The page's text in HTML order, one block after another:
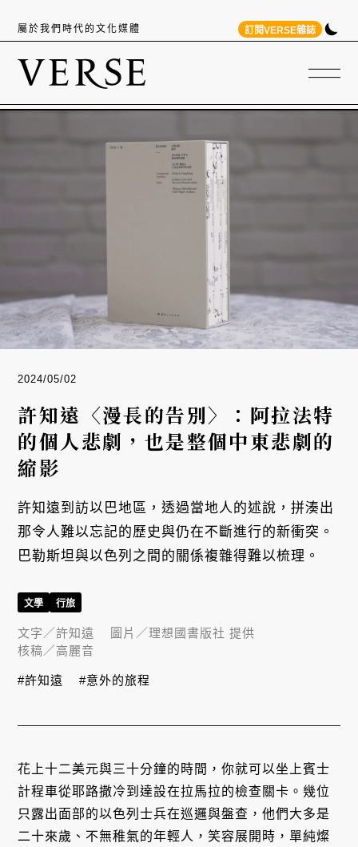
屬於我們時代的文化媒體 訂閱VERSE雜誌
2024/05/02
許知遠〈漫長的告別〉：阿拉法特
的個人悲劇，也是整個中東悲劇的
縮影
許知遠到訪以巴地區，透過當地人的述說，拼湊出
那令人難以忘記的歷史與仍在不斷進行的新衝突。
巴勒斯坦與以色列之間的關係複雜得難以梳理。
花上十二美元與三十分鐘的時間，你就可以坐上賓士
計程車從耶路撒冷到達設在拉馬拉的檢查關卡。幾位
只露出面部的以色列士兵在巡邏與盤查，他們大多是
二十來歲、不無稚氣的年輕人，笑容展開時，單純燦
文學 行旅
文字／許知遠 圖片／理想國書版社 提供
核稿／高麗音
#許知遠 #意外的旅程